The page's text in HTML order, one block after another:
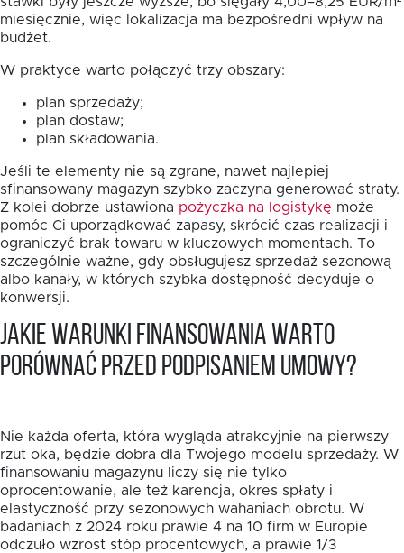
miesięcznie, więc lokalizacja ma bezpośredni wpływ na
budżet.
W praktyce warto połączyć trzy obszary:
plan sprzedaży;
plan dostaw;
plan składowania.
Jeśli te elementy nie są zgrane, nawet najlepiej
sfinansowany magazyn szybko zaczyna generować straty.
Z kolei dobrze ustawiona pożyczka na logistykę może
pomóc Ci uporządkować zapasy, skrócić czas realizacji i
ograniczyć brak towaru w kluczowych momentach. To
szczególnie ważne, gdy obsługujesz sprzedaż sezonową
albo kanały, w których szybka dostępność decyduje o
konwersji.
Jakie warunki finansowania warto
porównać przed podpisaniem umowy?
Nie każda oferta, która wygląda atrakcyjnie na pierwszy
rzut oka, będzie dobra dla Twojego modelu sprzedaży. W
finansowaniu magazynu liczy się nie tylko
oprocentowanie, ale też karencja, okres spłaty i
elastyczność przy sezonowych wahaniach obrotu. W
badaniach z 2024 roku prawie 4 na 10 firm w Europie
odczuło wzrost stóp procentowych, a prawie 1/3